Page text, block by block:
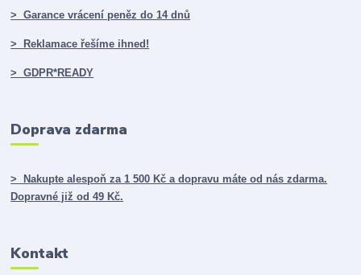
> Garance vrácení peněz do 14 dnů
> Reklamace řešíme ihned!
> GDPR*READY
Doprava zdarma
> Nakupte alespoň za 1 500 Kč a dopravu máte od nás zdarma.
Dopravné již od 49 Kč.
Kontakt